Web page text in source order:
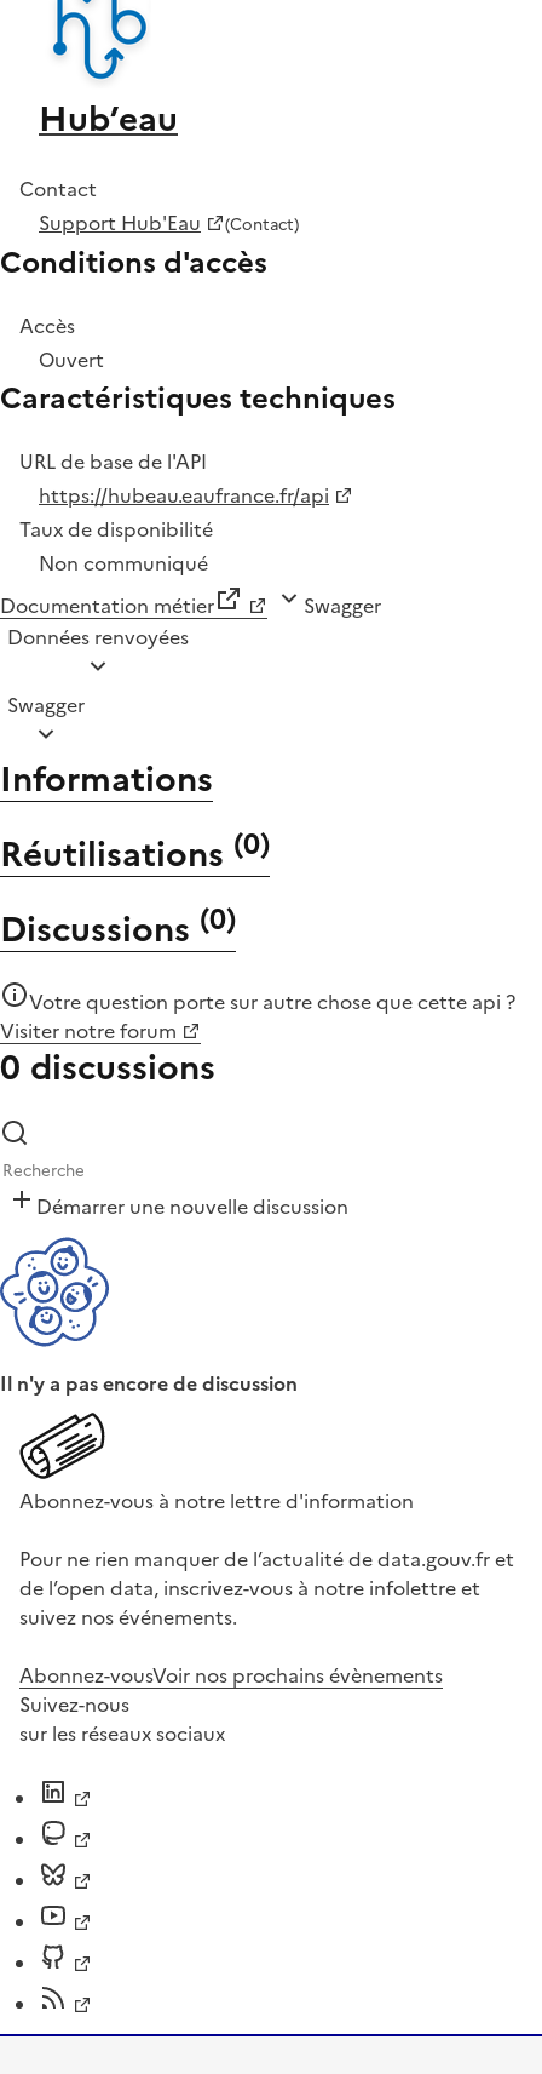
Hub’eau
Contact
Support Hub'Eau
(Contact)
Conditions d'accès
Accès
Ouvert
Caractéristiques techniques
URL de base de l'API
https://hubeau.eaufrance.fr/api
Taux de disponibilité
Non communiqué
Documentation métier
Swagger
Données renvoyées
Swagger
Informations
Réutilisations (0)
Discussions (0)
Votre question porte sur autre chose quecette api ?
Visiter notre forum
0 discussions
Démarrer une nouvelle discussion
Il n'y a pas encore de discussion
Abonnez-vous à notre lettre d'information
Pour ne rien manquer de l’actualité de data.gouv.fr et
de l’open data, inscrivez-vous à notre infolettre et
suivez nos événements.
Abonnez-vousVoir nos prochains évènements
Suivez-nous
sur les réseaux sociaux